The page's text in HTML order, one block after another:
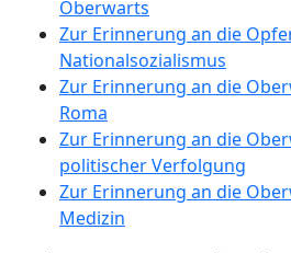
Oberwarts
Zur Erinnerung an die
Nationalsozialismus
Zur Erinnerung an die
Roma
Zur Erinnerung an die
politischer Verfolgung
Zur Erinnerung an die
Medizin